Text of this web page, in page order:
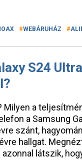
WEBÁRUHÁZ
S24
Milyen a
a Samsung
szánt,
hallgat.
látszik,